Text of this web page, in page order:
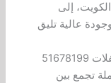
إلى
عالية تليق
نحرص في شركة النوبي للحفلات 51678199
تجمع بين